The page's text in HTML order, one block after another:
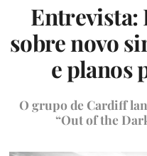
Entrevista:
sobre novo
e planos
O grupo de Cardiff
“Out of the